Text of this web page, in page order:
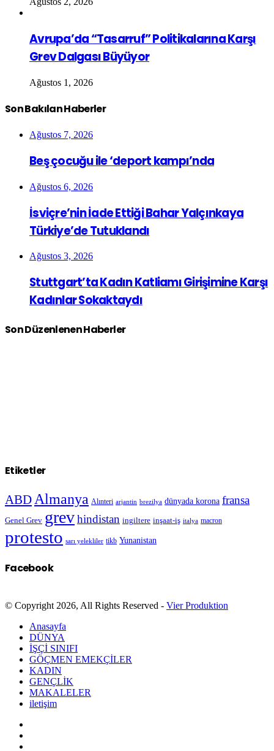
Avrupa’da “Tasarruf” Politikalarına Karşı
Grev Dalgası Büyüyor
Ağustos 1, 2026
Son Bakılan Haberler
Ağustos 7, 2026
Beş çocuğu ile ‘deport kampı’nda
Ağustos 6, 2026
İsviçre’nin İade Ettiği Bahar Yalçınkaya
Türkiye’de Tutuklandı
Ağustos 3, 2026
Stuttgart’ta Kadın Katliamı Girişimine Karşı
Kadınlar Sokaktaydı
Son Düzenlenen Haberler
Etiketler
ABD Almanya Alınteri arjantin brezilya dünyada korona fransa
Genel Grev grevhindistan ingiltere inşaat-iş italya macron
protesto sarı yelekliler tikb Yunanistan
Facebook
© Copyright 2026, All Rights Reserved - Vier Produktion
Anasayfa
DÜNYA
İŞÇİ SINIFI
GÖÇMEN EMEKÇİLER
KADIN
GENÇLİK
MAKALELER
iletişim